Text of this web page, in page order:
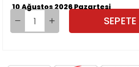
10 Ağustos 2026 Pazartesi